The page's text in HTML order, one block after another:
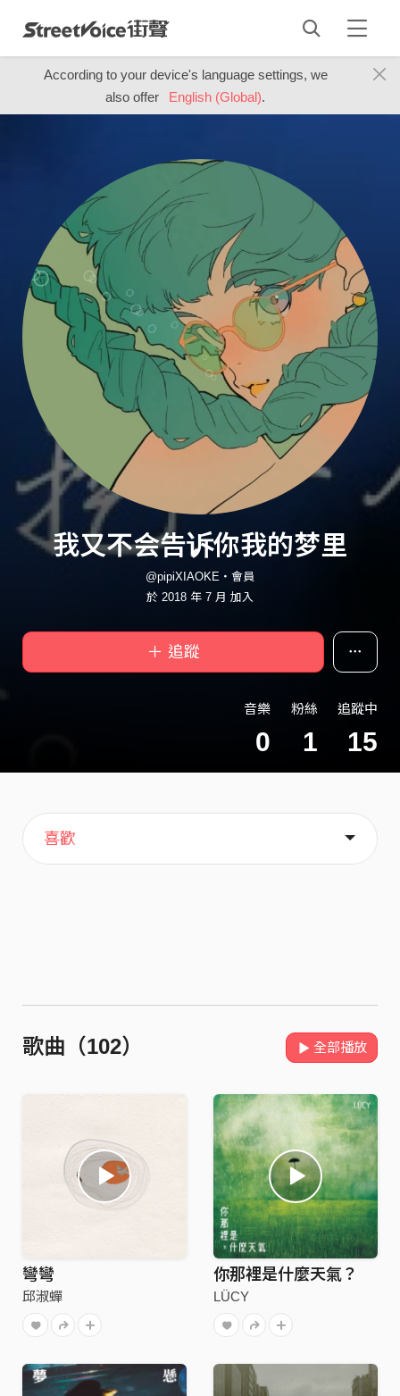
According to your device's language settings, we
also offer
English (Global).
我又不会告诉你我的梦里
@pipiXIAOKE・會員
於 2018 年 7 月 加入
＋ 追蹤
音樂
0
粉絲
1
追蹤中
15
主頁
歌單
喜歡
關於
歌曲（102） 全部播放
彎彎
邱淑蟬
你那裡是什麼天氣？
LÜCY